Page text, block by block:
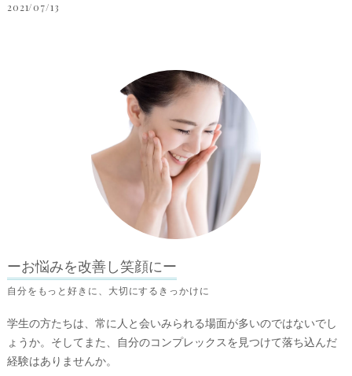
2021/07/13
ーお悩みを改善し笑顔にー
自分をもっと好きに、大切にするきっかけに
学生の方たちは、常に人と会いみられる場面が多いのではないでし
ょうか。そしてまた、自分のコンプレックスを見つけて落ち込んだ
経験はありませんか。